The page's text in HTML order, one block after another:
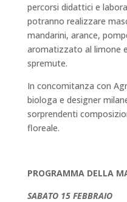
percorsi didattici e
potranno realizzare
mandarini, arance,
aromatizzato al limone
spremute.
In concomitanza con
biologa e designer
sorprendenti
floreale.
PROGRAMMA DELLA
SABATO 15 FEBBRAIO